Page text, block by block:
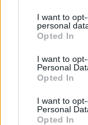
not limited to
grant or deny
use your data
consent section.
I want to
personal
Opted In
I want to
Personal
Opted In
I want to
Personal
Opted In